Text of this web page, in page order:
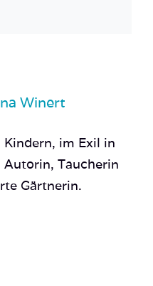
Winert
im Exil in
Autorin, Taucherin
Gärtnerin.